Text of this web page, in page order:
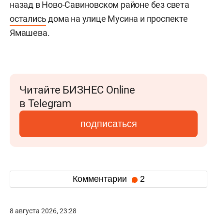
назад в Ново-Савиновском районе без света
осталисьдома на улице Мусина и проспекте
Ямашева.
Читайте БИЗНЕС Online
в Telegram
подписаться
Комментарии 2
8 августа 2026, 23:28